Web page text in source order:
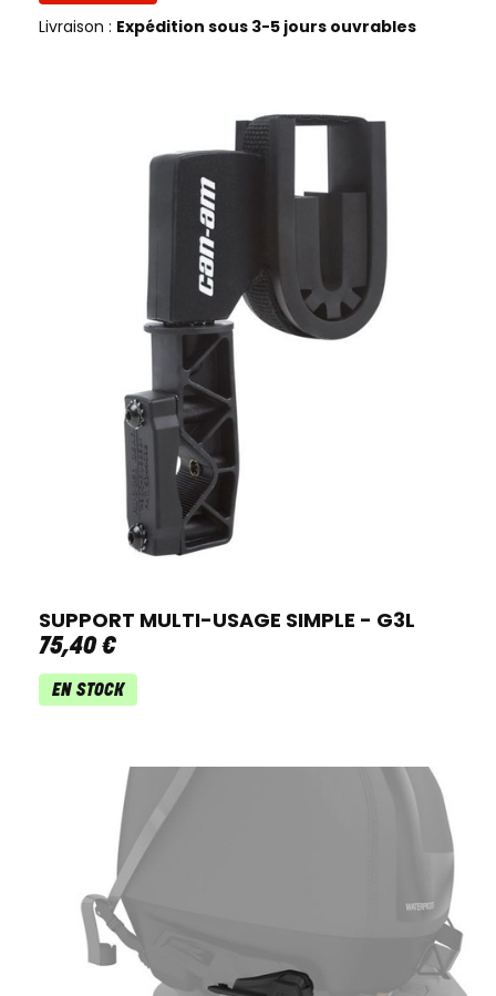
Livraison : Expédition sous 3-5 jours ouvrables
SUPPORT MULTI-USAGE SIMPLE - G3L
75,40€
EN STOCK